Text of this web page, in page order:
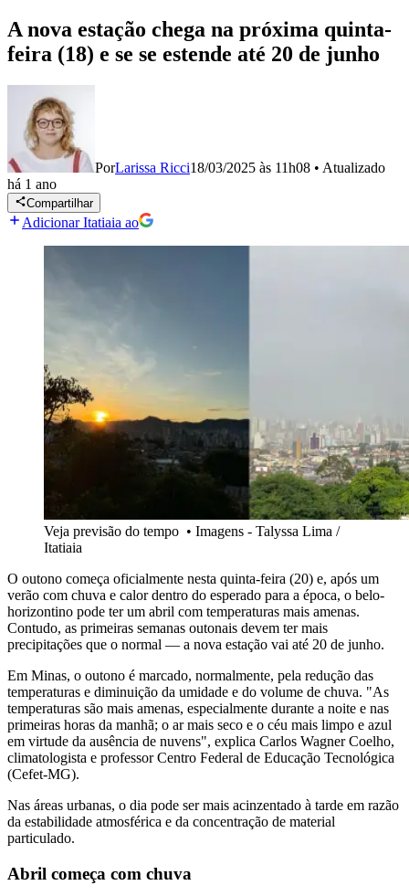
A nova estação chega na próxima quinta-
feira (18) e se se estende até 20 de junho
PorLarissa Ricci18/03/2025 às 11h08 • Atualizado
há 1 ano
Compartilhar
Adicionar Itatiaia ao
Veja previsão do tempo • Imagens - Talyssa Lima /
Itatiaia
O outono começa oficialmente nesta quinta-feira (20) e, após um
verão com chuva e calor dentro do esperado para a época, o belo-
horizontino pode ter um abril com temperaturas mais amenas.
Contudo, as primeiras semanas outonais devem ter mais
precipitações que o normal — a nova estação vai até 20 de junho.
Em Minas, o outono é marcado, normalmente, pela redução das
temperaturas e diminuição da umidade e do volume de chuva. "As
temperaturas são mais amenas, especialmente durante a noite e nas
primeiras horas da manhã; o ar mais seco e o céu mais limpo e azul
em virtude da ausência de nuvens", explica Carlos Wagner Coelho,
climatologista e professor Centro Federal de Educação Tecnológica
(Cefet-MG).
Nas áreas urbanas, o dia pode ser mais acinzentado à tarde em razão
da estabilidade atmosférica e da concentração de material
particulado.
Abril começa com chuva